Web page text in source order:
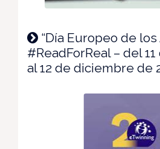
“Día Europeo de
#ReadForReal – del
al 12 de diciembre de